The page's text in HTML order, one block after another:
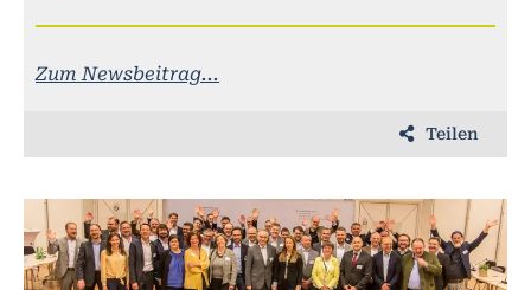
Zum Newsbeitrag...
Teilen